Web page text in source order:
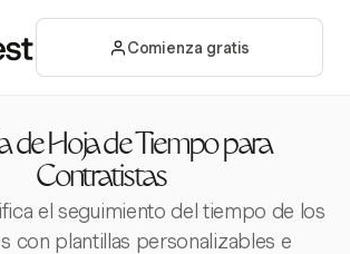
Comienza gratis
de Hoja de Tiempo para
Contratistas
el seguimiento del tiempo de los
con plantillas personalizables e